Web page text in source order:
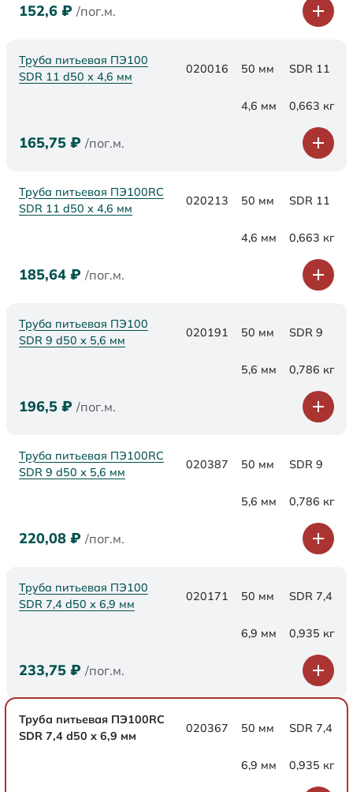
152,6 ₽ /пог.м.
Труба питьевая ПЭ100
SDR 11 d50 х 4,6 мм
020016 50 мм SDR 11
4,6 мм 0,663 кг
165,75 ₽ /пог.м.
Труба питьевая ПЭ100RC
SDR 11 d50 х 4,6 мм
020213 50 мм SDR 11
4,6 мм 0,663 кг
185,64 ₽ /пог.м.
Труба питьевая ПЭ100
SDR 9 d50 х 5,6 мм
020191 50 мм SDR 9
5,6 мм 0,786 кг
196,5 ₽ /пог.м.
Труба питьевая ПЭ100RC
SDR 9 d50 х 5,6 мм
020387 50 мм SDR 9
5,6 мм 0,786 кг
220,08 ₽ /пог.м.
Труба питьевая ПЭ100
SDR 7,4 d50 х 6,9 мм
020171 50 мм SDR 7,4
6,9 мм 0,935 кг
233,75 ₽ /пог.м.
Труба питьевая ПЭ100RC
SDR 7,4 d50 х 6,9 мм
020367 50 мм SDR 7,4
6,9 мм 0,935 кг